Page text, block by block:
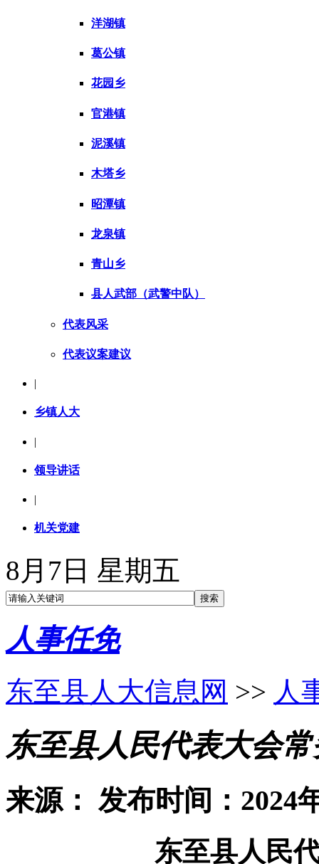
洋湖镇
葛公镇
花园乡
官港镇
泥溪镇
木塔乡
昭潭镇
龙泉镇
青山乡
县人武部（武警中队）
代表风采
代表议案建议
|
乡镇人大
|
领导讲话
|
机关党建
8月7日 星期五
人事任免
东至县人大信息网 >> 人
东至县人民代表大会
来源： 发布时间：2024
东至县人民